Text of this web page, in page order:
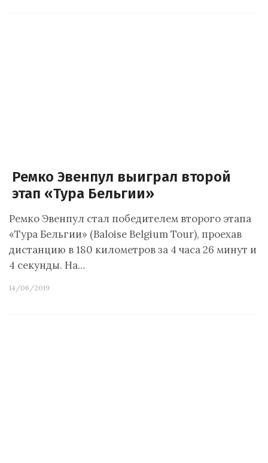
Ремко Эвенпул выиграл второй
этап «Тура Бельгии»
Ремко Эвенпул стал победителем второго этапа
«Тура Бельгии» (Baloise Belgium Tour), проехав
дистанцию в 180 километров за 4 часа 26 минут и
4 секунды. На…
14/06/2019